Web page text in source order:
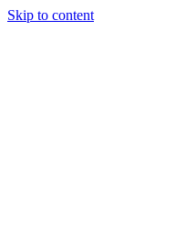
Skip to content